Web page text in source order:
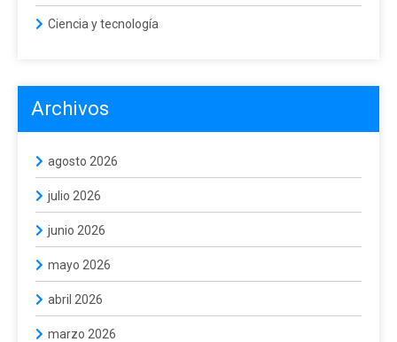
Ciencia y tecnología
Archivos
agosto 2026
julio 2026
junio 2026
mayo 2026
abril 2026
marzo 2026